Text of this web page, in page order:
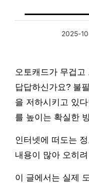
2025-
오토캐드가 무겁
답답하신가요? 불
을 저하시키고 있
를 높이는 확실한
인터넷에 떠도는
내용이 많아 오히
이 글에서는 실제